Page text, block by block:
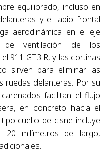
equilibrado, incluso en
y el labio frontal
aerodinámica en el eje
de ventilación de los
911 GT3 R, y las cortinas
sirven para eliminar las
ruedas delanteras. Por su
facilitan el flujo
en concreto hacia el
cuello de cisne incluye
milímetros de largo,